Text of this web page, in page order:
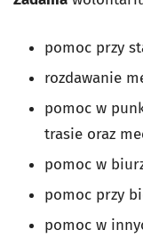
pomoc przy
rozdawanie
pomoc w
trasie oraz
pomoc w
pomoc przy
pomoc w